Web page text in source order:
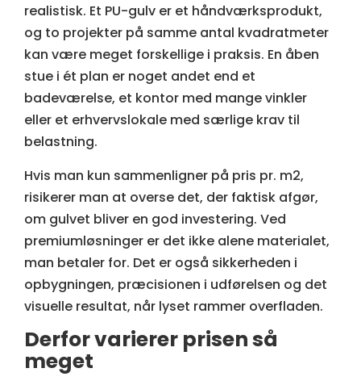
realistisk. Et PU-gulv er et håndværksprodukt,
og to projekter på samme antal kvadratmeter
kan være meget forskellige i praksis. En åben
stue i ét plan er noget andet end et
badeværelse, et kontor med mange vinkler
eller et erhvervslokale med særlige krav til
belastning.
Hvis man kun sammenligner på pris pr. m2,
risikerer man at overse det, der faktisk afgør,
om gulvet bliver en god investering. Ved
premiumløsninger er det ikke alene materialet,
man betaler for. Det er også sikkerheden i
opbygningen, præcisionen i udførelsen og det
visuelle resultat, når lyset rammer overfladen.
Derfor varierer prisen så
meget